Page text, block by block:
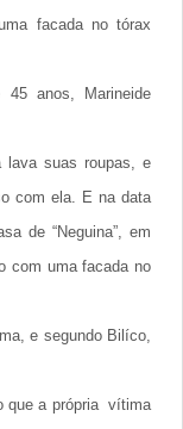
facada no tórax
anos, Marineide
lava suas roupas, e
com ela. E na data
de “Neguina”, em
com uma facada no
e segundo Bilíco,
que a própria vítima